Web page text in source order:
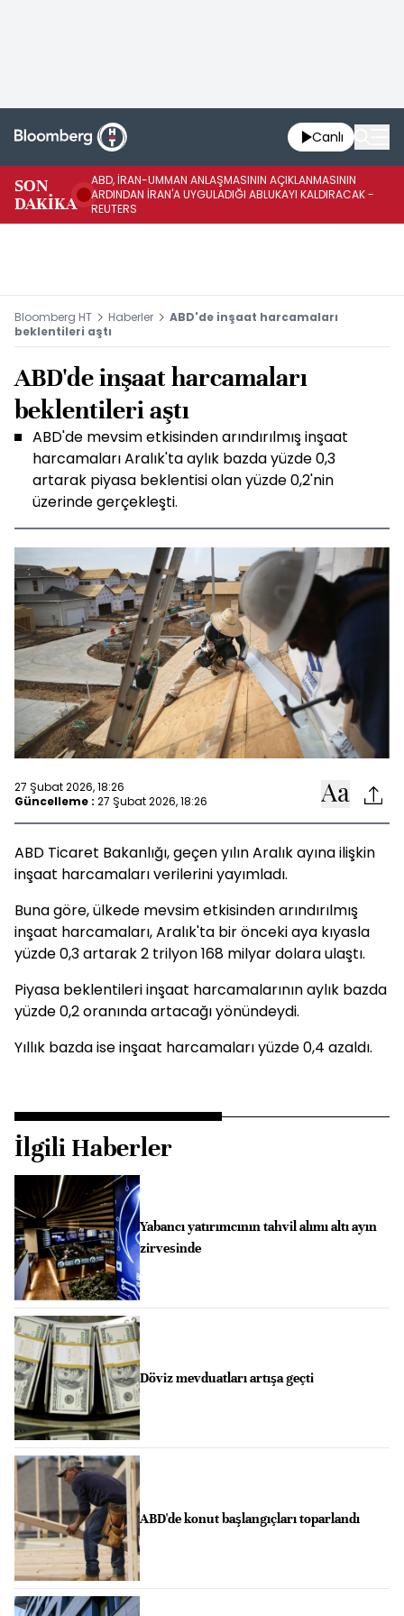
Canlı
SON
DAKİKA
ABD, İRAN-UMMAN ANLAŞMASININ AÇIKLANMASININ
ARDINDAN İRAN'A UYGULADIĞI ABLUKAYI KALDIRACAK -
REUTERS
Bloomberg HT Haberler
ABD'de inşaat harcamaları
beklentileri aştı
ABD'de inşaat harcamaları
beklentileri aştı
ABD'de mevsim etkisinden arındırılmış inşaat
harcamaları Aralık'ta aylık bazda yüzde 0,3
artarak piyasa beklentisi olan yüzde 0,2'nin
üzerinde gerçekleşti.
27 Şubat 2026, 18:26
Güncelleme : 27 Şubat 2026, 18:26
ABD Ticaret Bakanlığı, geçen yılın Aralık ayına ilişkin
inşaat harcamaları verilerini yayımladı.
Buna göre, ülkede mevsim etkisinden arındırılmış
inşaat harcamaları, Aralık'ta bir önceki aya kıyasla
yüzde 0,3 artarak 2 trilyon 168 milyar dolara ulaştı.
Piyasa beklentileri inşaat harcamalarının aylık bazda
yüzde 0,2 oranında artacağı yönündeydi.
Yıllık bazda ise inşaat harcamaları yüzde 0,4 azaldı.
İlgili Haberler
Yabancı yatırımcının tahvil alımı altı ayın
zirvesinde
Döviz mevduatları artışa geçti
ABD'de konut başlangıçları toparlandı